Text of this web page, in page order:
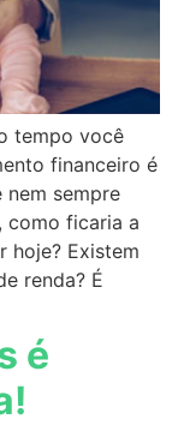
tempo você
financeiro é
sempre
como ficaria a
hoje? Existem
renda? É
é